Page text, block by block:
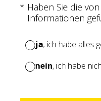
* Haben Sie die
Informationen
(Erforderlich.)
ja, ich habe alles
nein, ich habe